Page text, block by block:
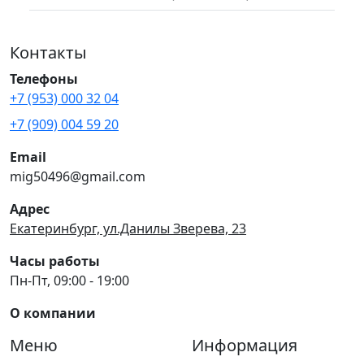
Контакты
Телефоны
+7 (953) 000 32 04
+7 (909) 004 59 20
Email
mig50496@gmail.com
Адрес
Екатеринбург, ул.Данилы Зверева, 23
Часы работы
Пн-Пт, 09:00 - 19:00
О компании
Меню Информация